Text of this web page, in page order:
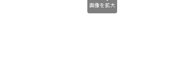
画像を拡大